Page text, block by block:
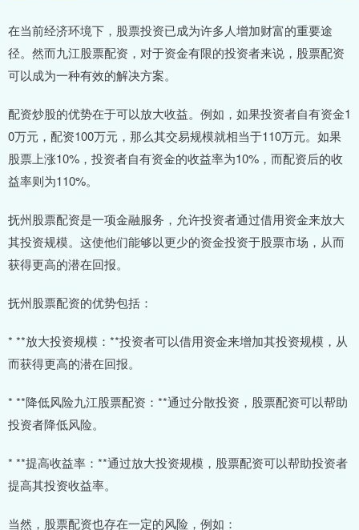
在当前经济环境下，股票投资已成为许多人增加财富的重要途
径。然而九江股票配资，对于资金有限的投资者来说，股票配资
可以成为一种有效的解决方案。
配资炒股的优势在于可以放大收益。例如，如果投资者自有资金1
0万元，配资100万元，那么其交易规模就相当于110万元。如果
股票上涨10%，投资者自有资金的收益率为10%，而配资后的收
益率则为110%。
抚州股票配资是一项金融服务，允许投资者通过借用资金来放大
其投资规模。这使他们能够以更少的资金投资于股票市场，从而
获得更高的潜在回报。
抚州股票配资的优势包括：
* **放大投资规模：**投资者可以借用资金来增加其投资规模，从
而获得更高的潜在回报。
* **降低风险九江股票配资：**通过分散投资，股票配资可以帮助
投资者降低风险。
* **提高收益率：**通过放大投资规模，股票配资可以帮助投资者
提高其投资收益率。
当然，股票配资也存在一定的风险，例如：